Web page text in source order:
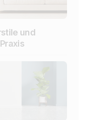
und